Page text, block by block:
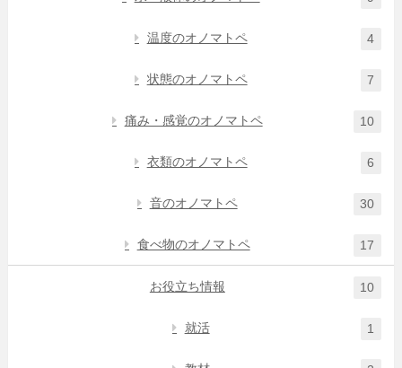
温度のオノマトペ 4
状態のオノマトペ 7
痛み・感覚のオノマトペ 10
衣類のオノマトペ 6
音のオノマトペ 30
食べ物のオノマトペ 17
お役立ち情報 10
就活 1